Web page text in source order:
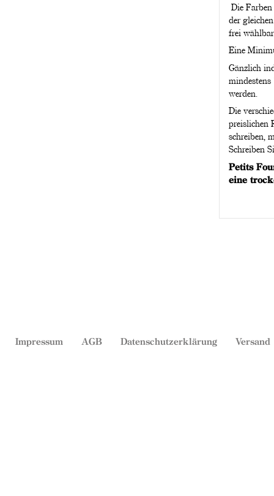
Die
der
frei
Eine
Gänzlich
werden.
Die
preislichen
schreiben,
Schreiben
Petits
eine
Impressum AGB Datenschutzerklärung Versand